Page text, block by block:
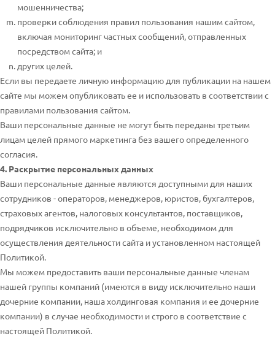
мошенничества;
проверки соблюдения правил пользования нашим сайтом,
включая мониторинг частных сообщений, отправленных
посредством сайта; и
других целей.
Если вы передаете личную информацию для публикации на нашем
сайте мы можем опубликовать ее и использовать в соответствии с
правилами пользования сайтом.
Ваши персональные данные не могут быть переданы третьим
лицам целей прямого маркетинга без вашего определенного
согласия.
4. Раскрытие персональных данных
Ваши персональные данные являются доступными для наших
сотрудников - операторов, менеджеров, юристов, бухгалтеров,
страховых агентов, налоговых консультантов, поставщиков,
подрядчиков исключительно в объеме, необходимом для
осуществления деятельности сайта и установленном настоящей
Политикой.
Мы можем предоставить ваши персональные данные членам
нашей группы компаний (имеются в виду исключительно наши
дочерние компании, наша холдинговая компания и ее дочерние
компании) в случае необходимости и строго в соответствие с
настоящей Политикой.